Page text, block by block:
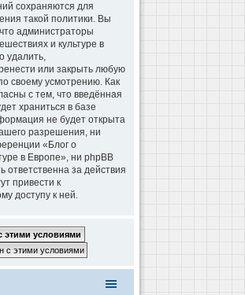
сохраняются для
такой политики. Вы
администраторы
и культуре в
удалить,
или закрыть любую
своему усмотрению. Как
с тем, что введённая
храниться в базе
не будет открыта
разрешения, ни
«Блог о
в Европе», ни phpBB
ответственна за действия
привести к
доступу к ней.